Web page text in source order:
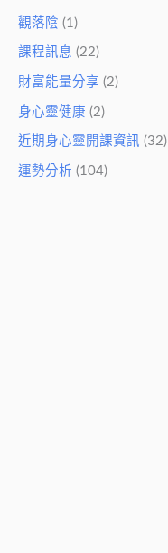
觀落陰 (1)
課程訊息 (22)
財富能量分享 (2)
身心靈健康 (2)
近期身心靈開課資訊 (32)
運勢分析 (104)